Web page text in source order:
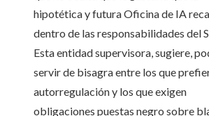
hipotética y futura Oficina de IA
dentro de las responsabilidades del
Esta entidad supervisora, sugiere,
servir de bisagra entre los que
autorregulación y los que exigen
obligaciones puestas negro sobre